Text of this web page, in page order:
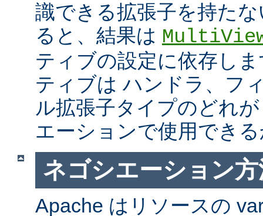
識できる拡張子を持た
ると、結果は
ティブの設定に依存し
ティブは ハンドラ、フ
ル拡張子タイプのどれ
エーションで使用でき
ネゴシエーション方
Apache はリソースの